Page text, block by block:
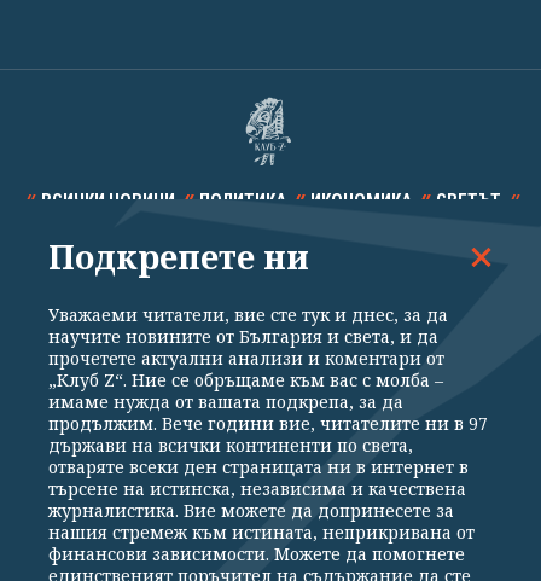
ВСИЧКИ НОВИНИ ПОЛИТИКА ИКОНОМИКА СВЕТЪТ
СПОРТ КУЛТУРА ТЕХНОЛОГИИ КАЛЕЙДОСКОП
Общи условия
Политика за поверителност
Реклама
Партньори Контакти
За Клуб Z
Екип
Подкрепете ни
Подкрепете ни
Уважаеми читатели, вие сте тук и днес, за да
научите новините от България и света, и да
прочетете актуални анализи и коментари от
„Клуб Z“. Ние се обръщаме към вас с молба –
имаме нужда от вашата подкрепа, за да
продължим. Вече години вие, читателите ни в 97
държави на всички континенти по света,
отваряте всеки ден страницата ни в интернет в
търсене на истинска, независима и качествена
журналистика. Вие можете да допринесете за
нашия стремеж към истината, неприкривана от
финансови зависимости. Можете да помогнете
единственият поръчител на съдържание да сте